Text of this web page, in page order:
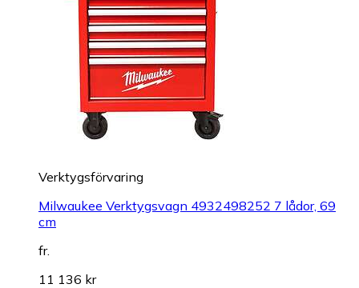
Verktygsförvaring
Milwaukee Verktygsvagn 4932498252 7 lådor, 69
cm
fr.
11 136 kr